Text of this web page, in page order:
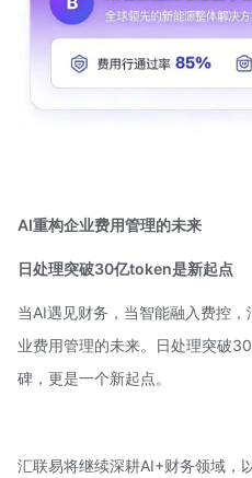
AI重构企业费用管理的未来
日处理突破30亿token是新起点
当AI遇见财务，当智能融入费控
业费用管理的未来。日处理突破
碑，更是一个新起点。
汇联易将继续深耕AI+财务领域，